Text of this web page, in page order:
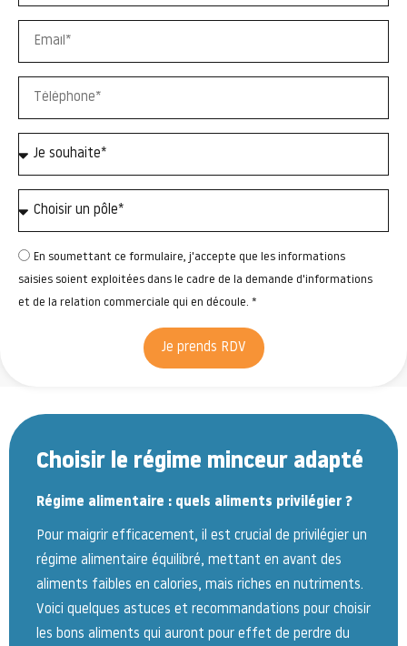
En soumettant ce formulaire, j'accepte que les informations
saisies soient exploitées dans le cadre de la demande d'informations
et de la relation commerciale qui en découle. *
Je prends RDV
Choisir le régime minceur adapté
Régime alimentaire : quels aliments privilégier ?
Pour maigrir efficacement, il est crucial de privilégier un
régime alimentaire équilibré, mettant en avant des
aliments faibles en calories, mais riches en nutriments.
Voici quelques astuces et recommandations pour choisir
les bons aliments qui auront pour effet de perdre du